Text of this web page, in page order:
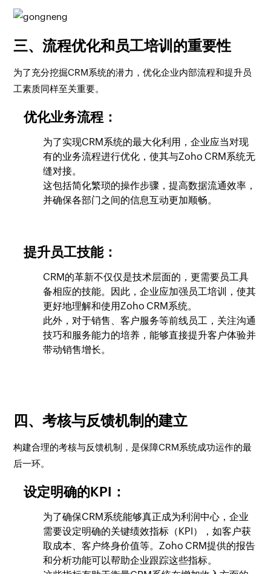
三、流程优化和员工培训的重要性
为了充分挖掘CRM系统的潜力，优化企业内部流程和提升员
工素质同样至关重要。
优化业务流程：
为了实现CRM系统的最大化利用，企业应当对现
有的业务流程进行优化，使其与Zoho CRM系统无
缝对接。
这包括简化繁琐的操作步骤，提高数据流通效率，
并确保各部门之间的信息互动更加顺畅。
提升员工技能：
CRM的革新不仅仅是技术层面的，更需要员工具
备相应的技能。因此，企业应加强员工培训，使其
更好地理解和使用Zoho CRM系统。
此外，对于销售、客户服务等前线员工，关注沟通
技巧和服务能力的培养，能够直接提升客户体验并
带动销售增长。
四、考核与反馈机制的建立
构建合理的考核与反馈机制，是保障CRM系统成功运作的最
后一环。
设定明确的KPI：
为了确保CRM系统能够真正成为利润中心，企业
需要设定明确的关键绩效指标（KPI），如客户获
取成本、客户终身价值等。Zoho CRM提供的报告
和分析功能可以帮助企业跟踪这些指标。